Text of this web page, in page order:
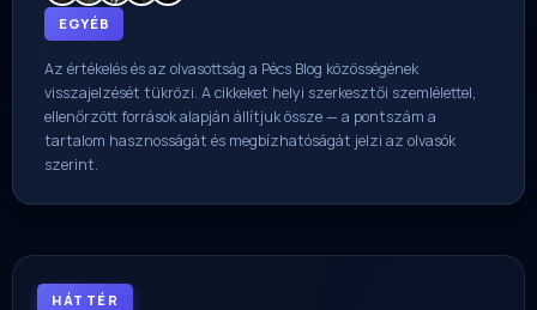
EGYÉB
Az értékelés és az olvasottság a Pécs Blog közösségének
visszajelzését tükrözi. A cikkeket helyi szerkesztői szemlélettel,
ellenőrzött források alapján állítjuk össze — a pontszám a
tartalom hasznosságát és megbízhatóságát jelzi az olvasók
szerint.
HÁTTÉR